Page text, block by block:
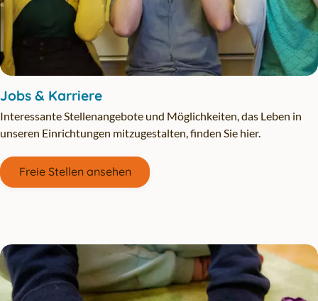
Jobs & Karriere
Interessante Stellenangebote und Möglichkeiten, das Leben in
unseren Einrichtungen mitzugestalten, finden Sie hier.
Freie Stellen ansehen